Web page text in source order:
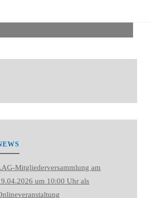
Mitgliederversammlung am
um 10:00 Uhr als